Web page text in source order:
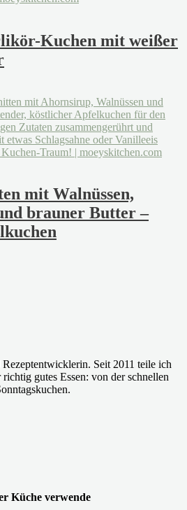
Kuchen mit weißer
mit Walnüssen,
brauner Butter –
Seit 2011 teile ich
gutes Essen: von der schnellen
Küche verwende